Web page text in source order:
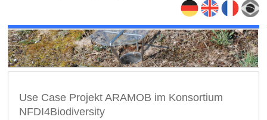
Use Case Projekt ARAMOB im Konsortium
NFDI4Biodiversity